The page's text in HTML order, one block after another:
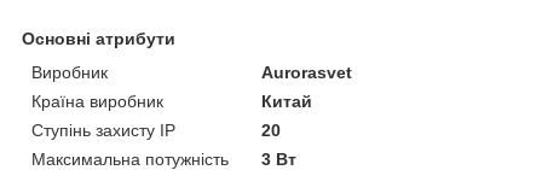
Основні атрибути
Виробник
Аurorasvet
Країна виробник
Китай
Ступінь захисту IP
20
Максимальна потужність
3 Вт